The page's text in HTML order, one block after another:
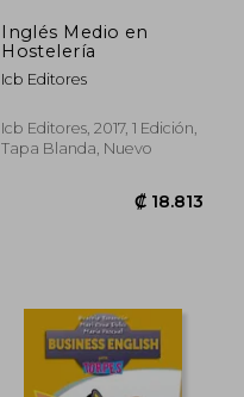
Inglés Medio en
Hostelería
Icb Editores
Icb Editores, 2017, 1 Edición,
Tapa Blanda, Nuevo